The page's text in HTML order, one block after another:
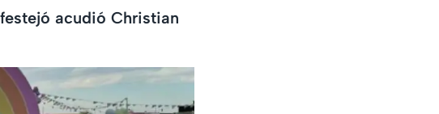
acudió Christian